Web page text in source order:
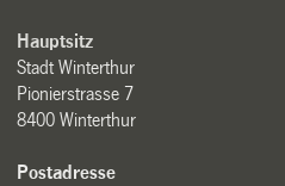
Hauptsitz
Stadt Winterthur
Pionierstrasse 7
8400 Winterthur
Postadresse